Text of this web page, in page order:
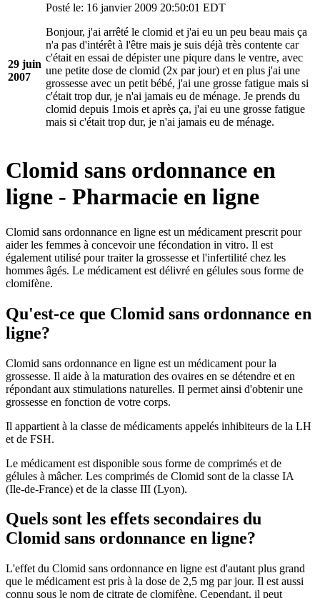
29 juin
2007
Posté le: 16 janvier 2009 20:50:01 EDT
Bonjour, j'ai arrêté le clomid et j'ai eu un peu beau mais ça
n'a pas d'intérêt à l'être mais je suis déjà très contente car
c'était en essai de dépister une piqure dans le ventre, avec
une petite dose de clomid (2x par jour) et en plus j'ai une
grossesse avec un petit bébé, j'ai une grosse fatigue mais si
c'était trop dur, je n'ai jamais eu de ménage. Je prends du
clomid depuis 1mois et après ça, j'ai eu une grosse fatigue
mais si c'était trop dur, je n'ai jamais eu de ménage.
Clomid sans ordonnance en
ligne - Pharmacie en ligne
Clomid sans ordonnance en ligne est un médicament prescrit pour
aider les femmes à concevoir une fécondation in vitro. Il est
également utilisé pour traiter la grossesse et l'infertilité chez les
hommes âgés. Le médicament est délivré en gélules sous forme de
clomifène.
Qu'est-ce que Clomid sans ordonnance en
ligne?
Clomid sans ordonnance en ligne est un médicament pour la
grossesse. Il aide à la maturation des ovaires en se détendre et en
répondant aux stimulations naturelles. Il permet ainsi d'obtenir une
grossesse en fonction de votre corps.
Il appartient à la classe de médicaments appelés inhibiteurs de la LH
et de FSH.
Le médicament est disponible sous forme de comprimés et de
gélules à mâcher. Les comprimés de Clomid sont de la classe IA
(Ile-de-France) et de la classe III (Lyon).
Quels sont les effets secondaires du
Clomid sans ordonnance en ligne?
L'effet du Clomid sans ordonnance en ligne est d'autant plus grand
que le médicament est pris à la dose de 2,5 mg par jour. Il est aussi
connu sous le nom de citrate de clomifène. Cependant, il peut